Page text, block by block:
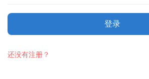
登录
还没有注册？